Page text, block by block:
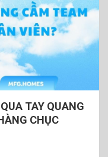
TAY QUANG
CHỤC